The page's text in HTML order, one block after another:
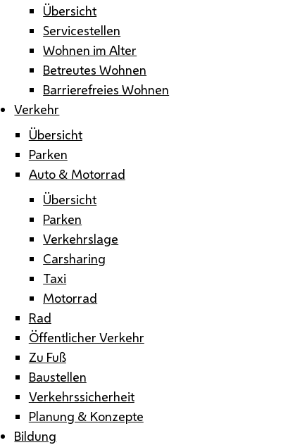
Übersicht
Servicestellen
Wohnen im Alter
Betreutes Wohnen
Barrierefreies Wohnen
Verkehr
Übersicht
Parken
Auto & Motorrad
Übersicht
Parken
Verkehrslage
Carsharing
Taxi
Motorrad
Rad
Öffentlicher Verkehr
Zu Fuß
Baustellen
Verkehrssicherheit
Planung & Konzepte
Bildung